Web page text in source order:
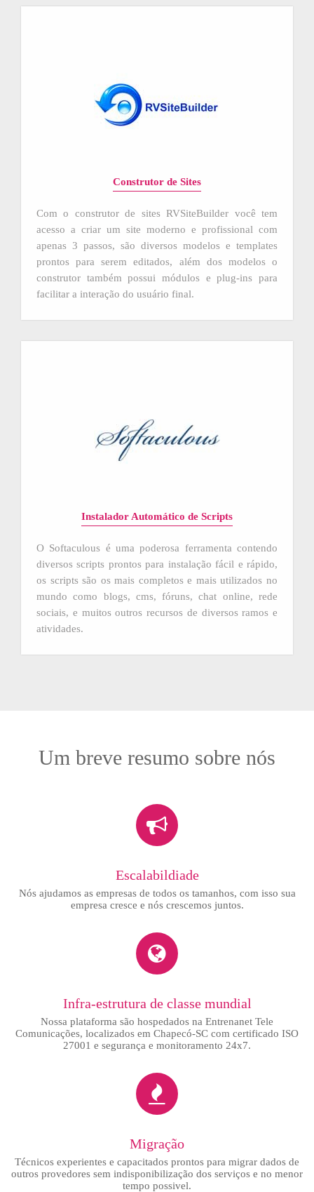
Construtor de Sites
Com o construtor de sites RVSiteBuilder você tem
acesso a criar um site moderno e profissional com
apenas 3 passos, são diversos modelos e templates
prontos para serem editados, além dos modelos o
construtor também possui módulos e plug-ins para
facilitar a interação do usuário final.
Instalador Automático de Scripts
O Softaculous é uma poderosa ferramenta contendo
diversos scripts prontos para instalação fácil e rápido,
os scripts são os mais completos e mais utilizados no
mundo como blogs, cms, fóruns, chat online, rede
sociais, e muitos outros recursos de diversos ramos e
atividades.
Um breve resumo sobre nós
Escalabildiade
Nós ajudamos as empresas de todos os tamanhos, com isso sua
empresa cresce e nós crescemos juntos.
Infra-estrutura de classe mundial
Nossa plataforma são hospedados na Entrenanet Tele
Comunicações, localizados em Chapecó-SC com certificado ISO
27001 e segurança e monitoramento 24x7.
Migração
Técnicos experientes e capacitados prontos para migrar dados de
outros provedores sem indisponibilização dos serviços e no menor
tempo possivel.